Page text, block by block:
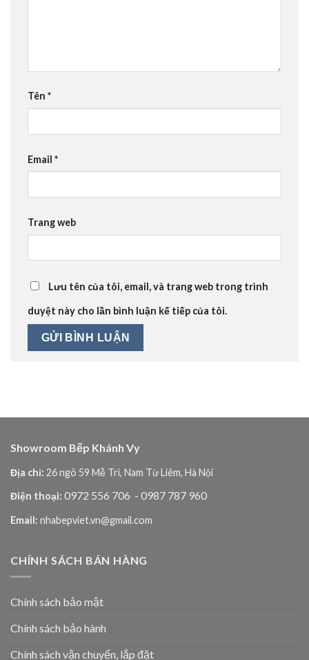
Tên *
Email *
Trang web
Lưu tên của tôi, email, và trang web trong trình
duyệt này cho lần bình luận kế tiếp của tôi.
Showroom Bếp Khánh Vy
Địa chỉ: 26 ngõ 59 Mễ Trì, Nam Từ Liêm, Hà Nội
Điện thoại: 0972 556 706 - 0987 787 960
Email: nhabepviet.vn@gmail.com
CHÍNH SÁCH BÁN HÀNG
Chính sách bảo mật
Chính sách bảo hành
Chính sách vận chuyển, lắp đặt